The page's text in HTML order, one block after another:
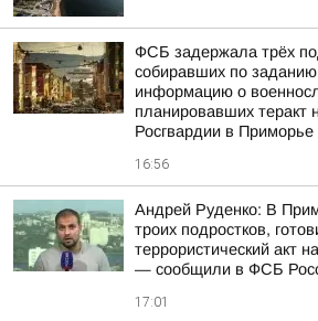
ФСБ задержала трёх
собиравших по заданию
информацию о
планировавших теракт
Росгвардии в Приморье
16:56
Андрей Руденко: В
троих подростков,
террористический акт
— сообщили в ФСБ
17:01